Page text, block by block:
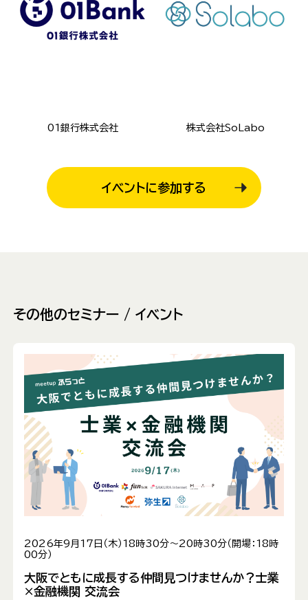
01銀行株式会社 株式会社SoLabo
イベントに参加する
その他のセミナー / イベント
2026年9月17日（木）18時30分～20時30分（開場：18時
00分）
大阪でともに成長する仲間見つけませんか？士業
×金融機関 交流会